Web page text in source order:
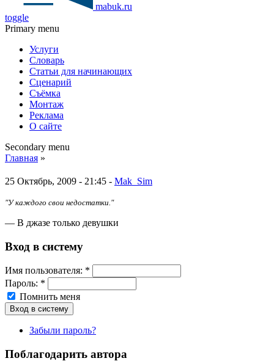
mabuk.ru
toggle
Primary menu
Услуги
Словарь
Статьи для начинающих
Сценарий
Съёмка
Монтаж
Реклама
О сайте
Secondary menu
Главная »
25 Октябрь, 2009 - 21:45 - Mak_Sim
"У каждого свои недостатки."
— В джазе только девушки
Вход в систему
Имя пoльзовaтeля: *
Пароль: *
Помнить меня
Забыли пароль?
Поблагодарить автора